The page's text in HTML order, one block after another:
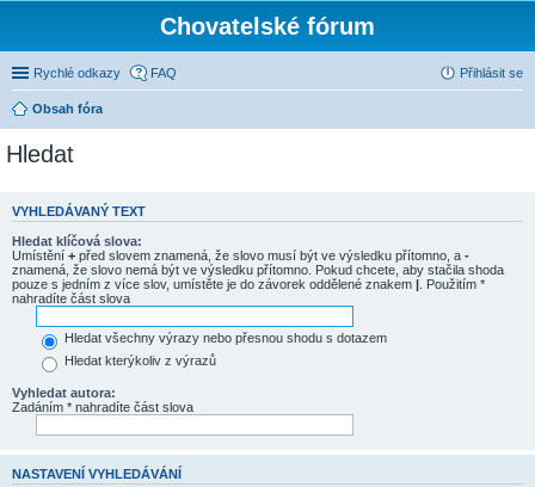
Chovatelské fórum
Rychlé odkazy FAQ Přihlásit se
Obsah fóra
Hledat
VYHLEDÁVANÝ TEXT
Hledat klíčová slova:
Umístění + před slovem znamená, že slovo musí být ve výsledku přítomno, a -
znamená, že slovo nemá být ve výsledku přítomno. Pokud chcete, aby stačila shoda
pouze s jedním z více slov, umístěte je do závorek oddělené znakem | . Použitím *
nahradíte část slova
Hledat všechny výrazy nebo přesnou shodu s dotazem
Hledat kterýkoliv z výrazů
Vyhledat autora:
Zadáním * nahradíte část slova
NASTAVENÍ VYHLEDÁVÁNÍ